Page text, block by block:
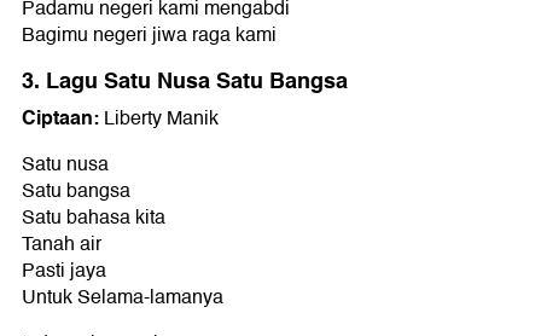
Padamu negeri kami mengabdi
Bagimu negeri jiwa raga kami
3. Lagu Satu Nusa Satu Bangsa
Ciptaan:Liberty Manik
Satu nusa
Satu bangsa
Satu bahasa kita
Tanah air
Pasti jaya
Untuk Selama-lamanya